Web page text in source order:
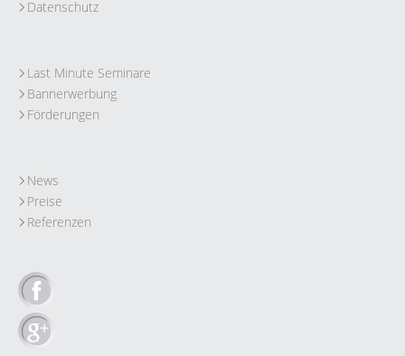
Datenschutz
Last Minute Seminare
Bannerwerbung
Förderungen
News
Preise
Referenzen